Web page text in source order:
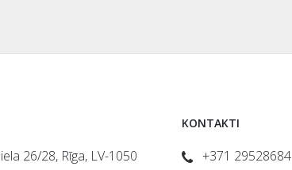
26/28, Rīga, LV-1050
KONTAKTI
+371 29528684